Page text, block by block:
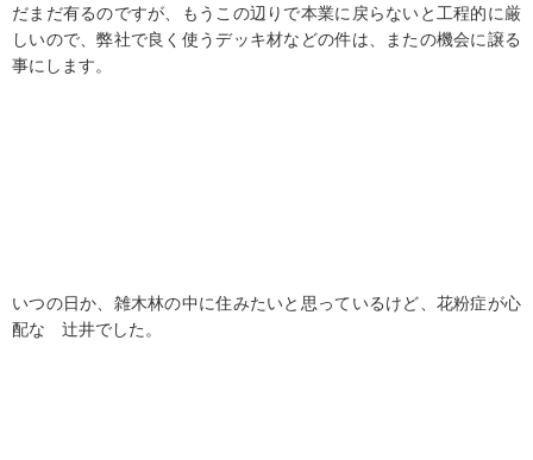
だまだ有るのですが、もうこの辺りで本業に戻らないと工程的に厳
しいので、弊社で良く使うデッキ材などの件は、またの機会に譲る
事にします。
いつの日か、雑木林の中に住みたいと思っているけど、花粉症が心
配な 辻井でした。